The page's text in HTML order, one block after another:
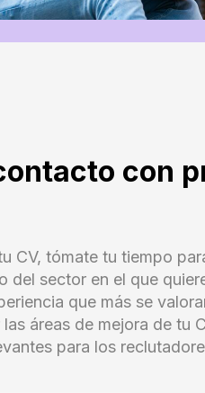
con
CV, tómate tu tiempo
del sector en el que
que más se
áreas de mejora de tu
para los